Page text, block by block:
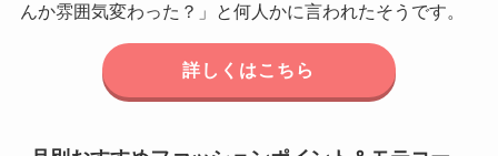
んか雰囲気変わった？」と何人かに言われたそうです。
詳しくはこちら